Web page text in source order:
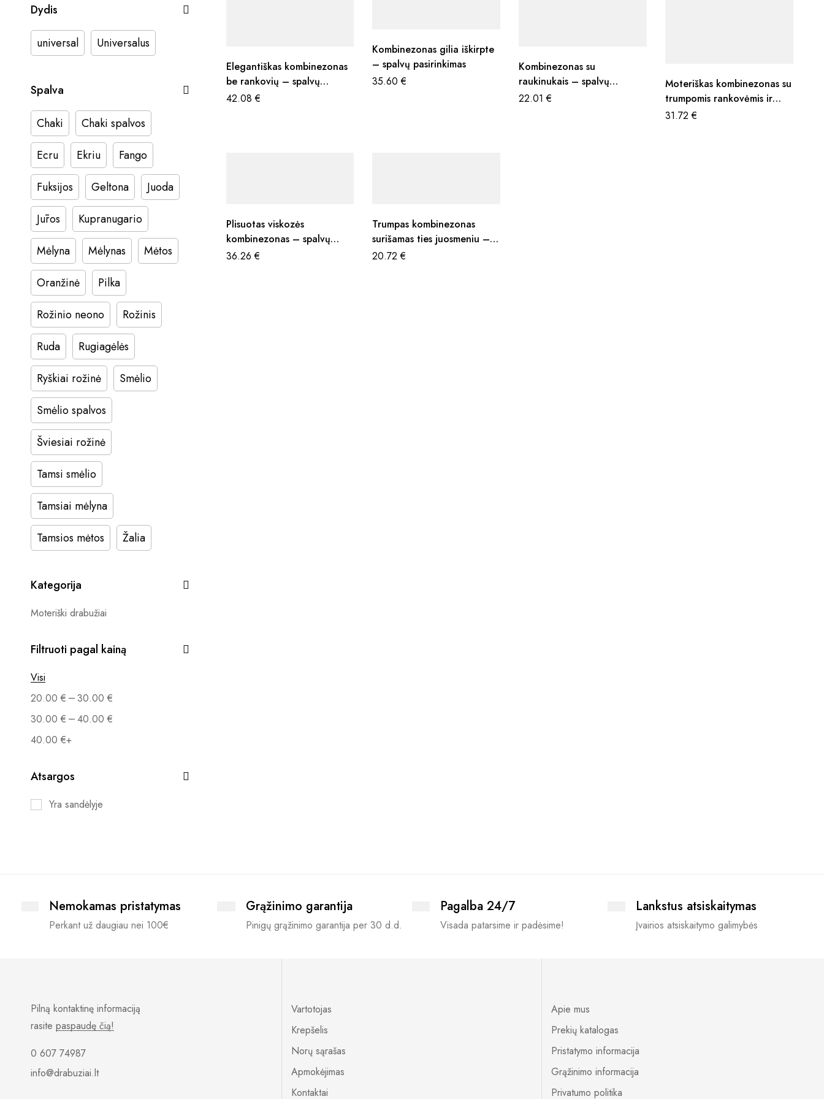
Dydis
universal Universalus
Spalva
Chaki
Chaki spalvos
Ecru
Ekriu
Fango
Fuksijos
Geltona
Juoda
Jūros
Kupranugario
Mėlyna
Mėlynas
Mėtos
Oranžinė
Pilka
Rožinio neono
Rožinis
Ruda
Rugiagėlės
Ryškiai rožinė
Smėlio
Smėlio spalvos
Šviesiai rožinė
Tamsi smėlio
Tamsiai mėlyna
Tamsios mėtos
Žalia
Kategorija
Moteriški drabužiai
Filtruoti pagal kainą
Visi
20.00 € –30.00 €
30.00 € –40.00 €
40.00 €+
Atsargos
Yra sandėlyje
Elegantiškas kombinezonas
be rankovių – spalvų
pasirinkimas
42.08€
Kombinezonas gilia iškirpte
– spalvų pasirinkimas
35.60€
Kombinezonas su
raukinukais – spalvų
pasirinkimas
22.01€
Moteriškas kombinezonas su
trumpomis rankovėmis ir
platėjančia apačia – spalvų
31.72€
Plisuotas viskozės
kombinezonas – spalvų
pasirinkimas
36.26€
Trumpas kombinezonas
surišamas ties juosmeniu –
spalvų pasirinkimas
20.72€
Nemokamas pristatymas
Perkant už daugiau nei 100€
Grąžinimo garantija
Pinigų grąžinimo garantija per 30 d.d.
Pagalba 24/7
Visada patarsime ir padėsime!
Lankstus atsiskaitymas
Įvairios atsiskaitymo galimybės
Pilną kontaktinę informaciją
rasite paspaudę čią!
0 607 74987
info@drabuziai.lt
Vartotojas
Krepšelis
Norų sąrašas
Apmokėjimas
Kontaktai
Apie mus
Prekių katalogas
Pristatymo informacija
Grąžinimo informacija
Privatumo politika